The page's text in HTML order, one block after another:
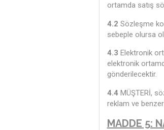
ortamda satış
4.2 Sözleşme
sebeple olursa
4.3 Elektronik
elektronik
gönderilecektir.
4.4MÜŞTERİ,
reklam ve
MADDE 5: